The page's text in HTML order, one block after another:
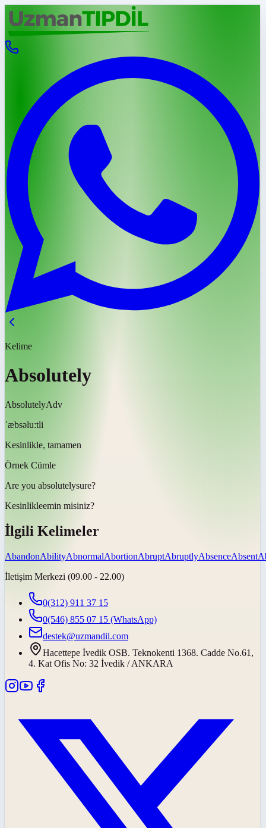
Kelime
Absolutely
AbsolutelyAdv
ˈæbsəluːtli
Kesinlikle, tamamen
Örnek Cümle
Are you absolutelysure?
Kesinlikleemin misiniz?
İlgili Kelimeler
AbandonAbilityAbnormalAbortionAbruptAbruptlyAbsenceAbsent
İletişim Merkezi (09.00 - 22.00)
0(312) 911 37 15
0(546) 855 07 15 (WhatsApp)
destek@uzmandil.com
Hacettepe İvedik OSB. Teknokenti 1368. Cadde No.61,
4. Kat Ofis No: 32 İvedik / ANKARA